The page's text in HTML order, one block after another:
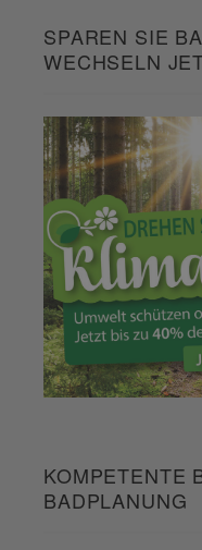
SPAREN SIE
WECHSELN
KOMPETENTE
BADPLANUNG